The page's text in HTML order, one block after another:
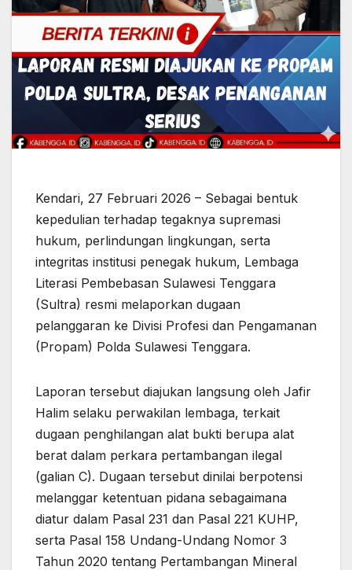
Kendari, 27 Februari 2026 – Sebagai bentuk
kepedulian terhadap tegaknya supremasi
hukum, perlindungan lingkungan, serta
integritas institusi penegak hukum, Lembaga
Literasi Pembebasan Sulawesi Tenggara
(Sultra) resmi melaporkan dugaan
pelanggaran ke Divisi Profesi dan Pengamanan
(Propam) Polda Sulawesi Tenggara.
Laporan tersebut diajukan langsung oleh Jafir
Halim selaku perwakilan lembaga, terkait
dugaan penghilangan alat bukti berupa alat
berat dalam perkara pertambangan ilegal
(galian C). Dugaan tersebut dinilai berpotensi
melanggar ketentuan pidana sebagaimana
diatur dalam Pasal 231 dan Pasal 221 KUHP,
serta Pasal 158 Undang-Undang Nomor 3
Tahun 2020 tentang Pertambangan Mineral